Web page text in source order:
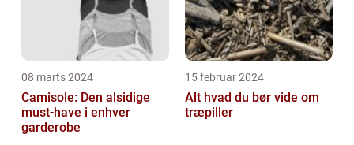
08 marts 2024
Camisole: Den alsidige
must-have i enhver
garderobe
15 februar 2024
Alt hvad du bør vide om
træpiller